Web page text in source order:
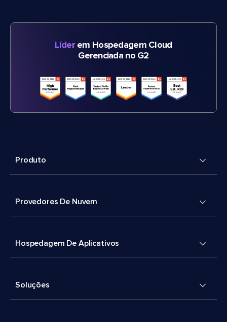
Líderem Hospedagem Cloud
Gerenciada no G2
Produto
Provedores De Nuvem
Hospedagem De Aplicativos
Soluções